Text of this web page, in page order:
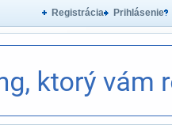
Registrácia Prihlásenie